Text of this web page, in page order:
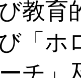
教育
「ホ